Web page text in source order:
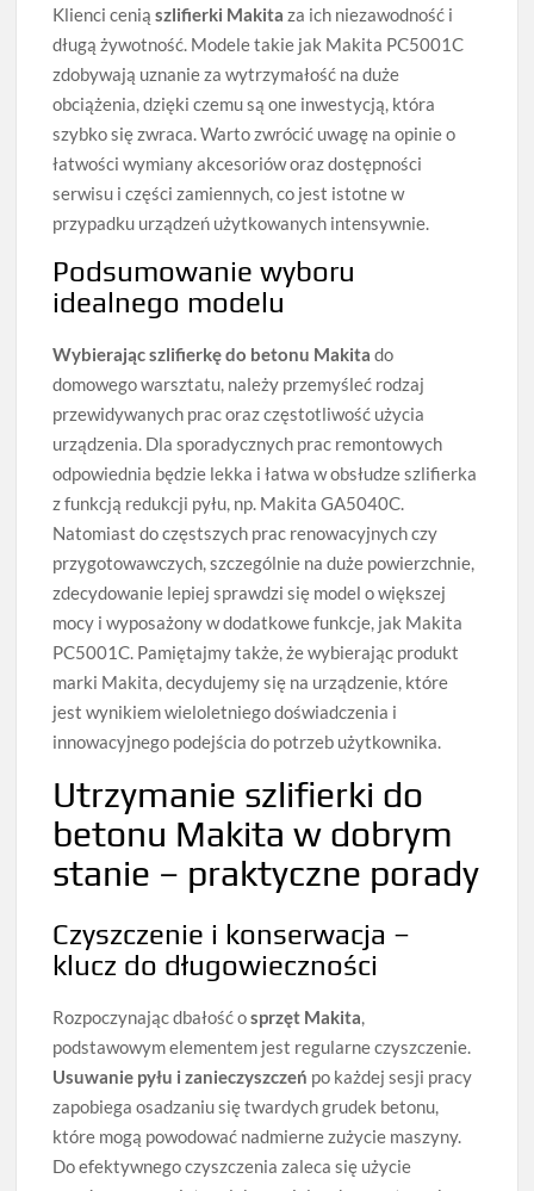
Klienci ceniąszlifierki Makita za ich niezawodność i
długą żywotność. Modele takie jak Makita PC5001C
zdobywają uznanie za wytrzymałość na duże
obciążenia, dzięki czemu są one inwestycją, która
szybko się zwraca. Warto zwrócić uwagę na opinie o
łatwości wymiany akcesoriów oraz dostępności
serwisu i części zamiennych, co jest istotne w
przypadku urządzeń użytkowanych intensywnie.
Podsumowanie wyboru
idealnego modelu
Wybierając szlifierkę do betonu Makita do
domowego warsztatu, należy przemyśleć rodzaj
przewidywanych prac oraz częstotliwość użycia
urządzenia. Dla sporadycznych prac remontowych
odpowiednia będzie lekka i łatwa w obsłudze szlifierka
z funkcją redukcji pyłu, np. Makita GA5040C.
Natomiast do częstszych prac renowacyjnych czy
przygotowawczych, szczególnie na duże powierzchnie,
zdecydowanie lepiej sprawdzi się model o większej
mocy i wyposażony w dodatkowe funkcje, jak Makita
PC5001C. Pamiętajmy także, że wybierając produkt
marki Makita, decydujemy się na urządzenie, które
jest wynikiem wieloletniego doświadczenia i
innowacyjnego podejścia do potrzeb użytkownika.
Utrzymanie szlifierki do
betonu Makita w dobrym
stanie – praktyczne porady
Czyszczenie i konserwacja –
klucz do długowieczności
Rozpoczynając dbałość osprzęt Makita,
podstawowym elementem jest regularne czyszczenie.
Usuwanie pyłu i zanieczyszczeń po każdej sesji pracy
zapobiega osadzaniu się twardych grudek betonu,
które mogą powodować nadmierne zużycie maszyny.
Do efektywnego czyszczenia zaleca się użycie